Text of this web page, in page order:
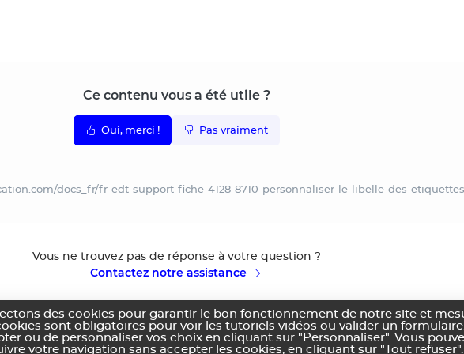
Ce contenu vous a été utile ?
Oui, merci ! Pas vraiment
docs_fr/fr-edt-support-fiche-4128-8710-personnaliser-le-libelle-des-
Vous ne trouvez pas de réponse à votre question ?
Contactez notre assistance
des cookies pour garantir le bon fonctionnement de notre site et
sont obligatoires pour voir les tutoriels vidéos ou valider un
ou de personnaliser vos choix en cliquant sur "Personnaliser". Vous
votre navigation sans accepter les cookies, en cliquant sur "Tout